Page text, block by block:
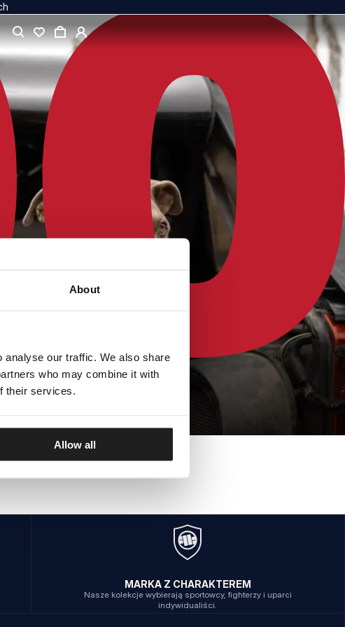
About
analyse our traffic. We also share
who may combine it with
their services.
Allow all
MARKA Z CHARAKTEREM
Nasze kolekcje wybierają sportowcy, fighterzy i uparci
indywidualiści.